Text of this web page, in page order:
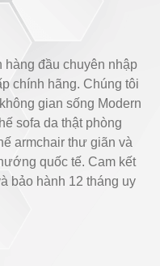
hàng đầu chuyên nhập
chính hãng. Chúng tôi
gian sống Modern
sofa da thật phòng
armchair thư giãn và
quốc tế. Cam kết
bảo hành 12 tháng uy